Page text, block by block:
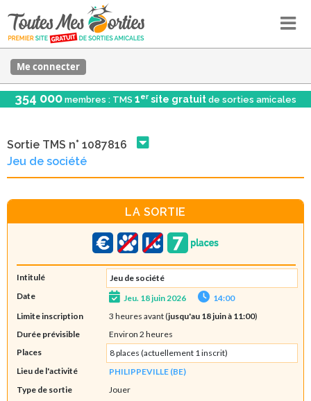
Me connecter
354 000 membres : TMS 1er site gratuit de sorties amicales
Sortie TMS n° 1087816
Jeu de société
LA SORTIE
Intitulé
Jeu de société
Date
Jeu. 18 juin 2026
14:00
Limite inscription
3 heures avant (jusqu'au 18 juin à 11:00)
Durée prévisible
Environ 2 heures
Places
8 places (actuellement 1 inscrit)
Lieu de l'activité
PHILIPPEVILLE (BE)
Type de sortie
Jouer